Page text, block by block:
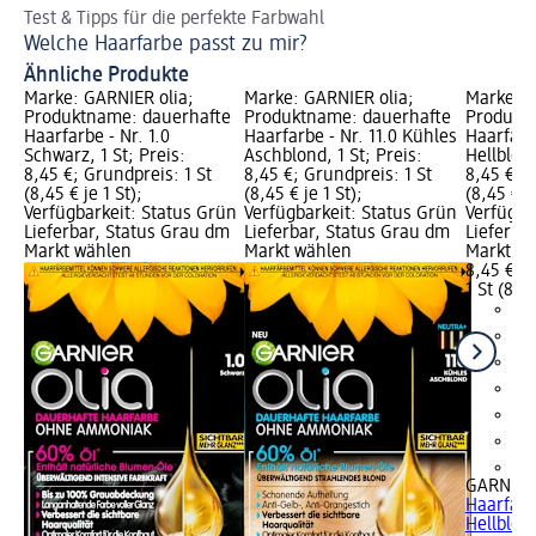
Test & Tipps für die perfekte Farbwahl
Welche Haarfarbe passt zu mir?
Ähnliche Produkte
Marke: GARNIER olia;
Produktname: dauerhafte
Haarfarbe - Nr. 1.0
Schwarz, 1 St; Preis:
8,45 €; Grundpreis: 1 St
(8,45 € je 1 St);
Verfügbarkeit: Status Grün
Lieferbar, Status Grau dm
Markt wählen
Marke: GARNIER olia;
Produktname: dauerhafte
Haarfarbe - Nr. 11.0 Kühles
Aschblond, 1 St; Preis:
8,45 €; Grundpreis: 1 St
(8,45 € je 1 St);
Verfügbarkeit: Status Grün
Lieferbar, Status Grau dm
Markt wählen
Marke:
8,45 €;
(8,45 €
Markt
8,45 €
1 St